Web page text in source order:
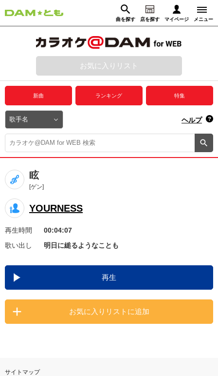
曲を探す 店を探す マイページ メニュー
動画からさがす 録音からさがす
ログイン
プレミアムサービス
DAM★とも動画
DAM★とも録音
カラオケ＠DAM
ユーザー検索
キャンペーン
お知らせ よくあるご質問
DAMの新曲・ランキングなど
カラオケ最新情報をチェック！
お気に入りリスト
新曲 ランキング 特集
ヘルプ
眩
[ゲン]
YOURNESS
再生時間
00:04:07
歌い出し
明日に縋るようなことも
再生
お気に入りリストに追加
サイトマップ